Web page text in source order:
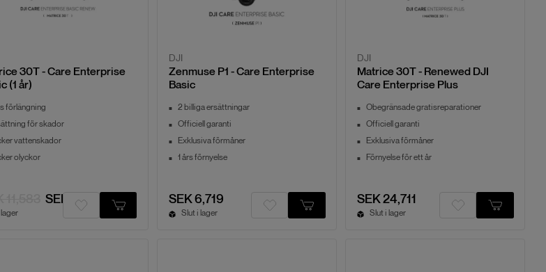
30T - Care Enterprise
(1 år)
förlängning
för skador
vattenskador
olyckor
SEK 6,948
lager
DJI
Zenmuse P1 - Care Enterprise
Basic
2 billiga ersättningar
Officiell garanti
Exklusiva förmåner
1 års förnyelse
SEK 6,719
Slut i lager
DJI
Matrice 30T - Renewed DJI
Care Enterprise Plus
Obegränsade gratisreparationer
Officiell garanti
Exklusiva förmåner
Förnyelse för ett år
SEK 24,711
Slut i lager